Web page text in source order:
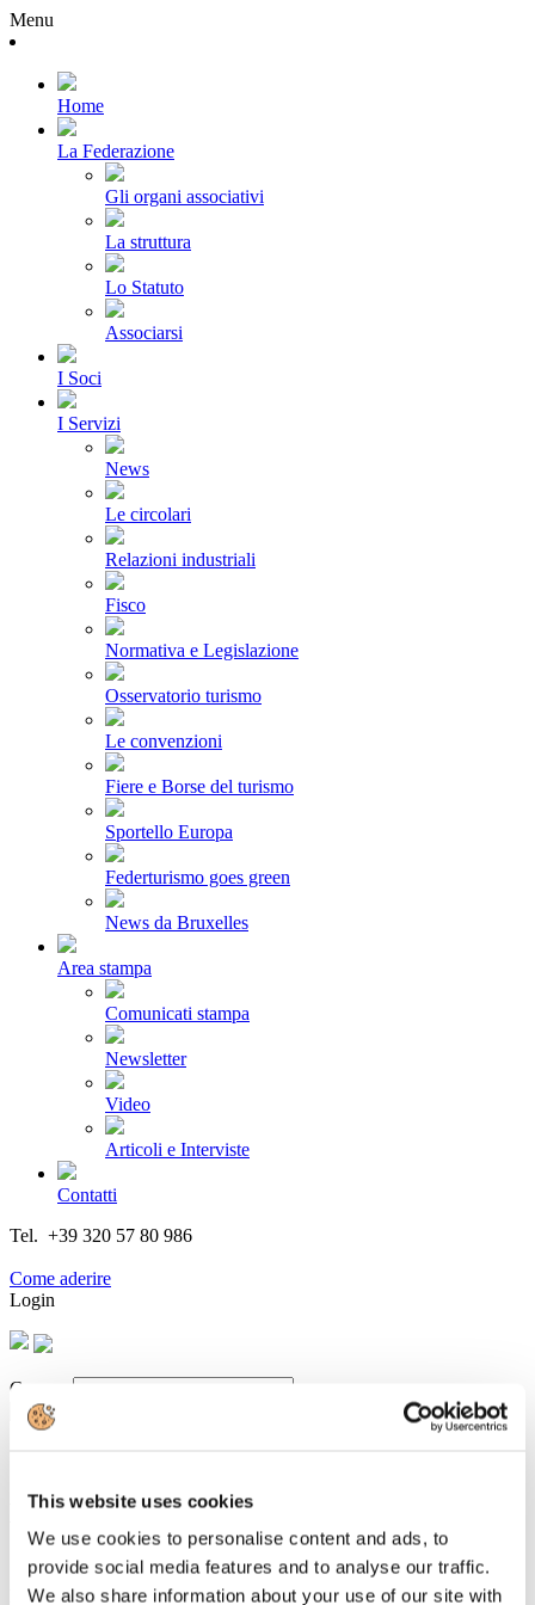
This website uses cookies
We use cookies to personalise content and ads, to
provide social media features and to analyse our traffic.
We also share information about your use of our site with
Menu
Home
La Federazione
Gli organi associativi
La struttura
Lo Statuto
Associarsi
I Soci
I Servizi
News
Le circolari
Relazioni industriali
Fisco
Normativa e Legislazione
Osservatorio turismo
Le convenzioni
Fiere e Borse del turismo
Sportello Europa
Federturismo goes green
News da Bruxelles
Area stampa
Comunicati stampa
Newsletter
Video
Articoli e Interviste
Contatti
Tel. +39 320 57 80 986
Come aderire
Login
Cerca...
Human Company: nel 2026 lieve crescita
del turismo outdoor
Dettagli